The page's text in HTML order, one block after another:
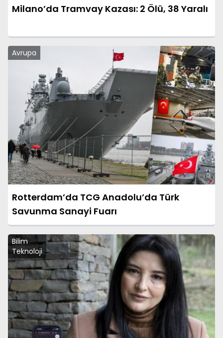
Milano’da Tramvay Kazası: 2 Ölü, 38 Yaralı
Avrupa
Rotterdam’da TCG Anadolu’da Türk
Savunma Sanayi Fuarı
Bilim
Teknoloji